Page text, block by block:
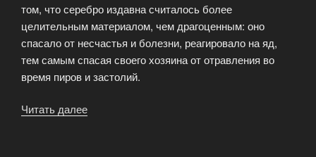
том, что серебро издавна считалось более
целительным материалом, чем драгоценным: оно
спасало от несчастья и болезни, реагировало на яд,
тем самым спасая своего хозяина от отравления во
время пиров и застолий.
Читать далее